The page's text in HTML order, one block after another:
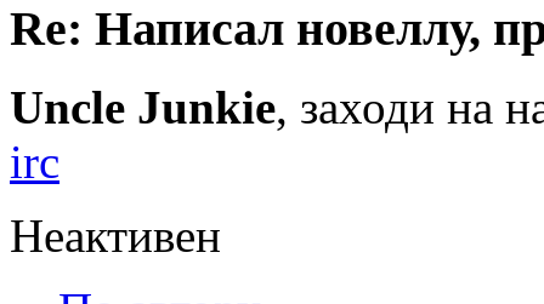
Re: Написал новеллу,
Uncle Junkie, заходи на
irc
Неактивен